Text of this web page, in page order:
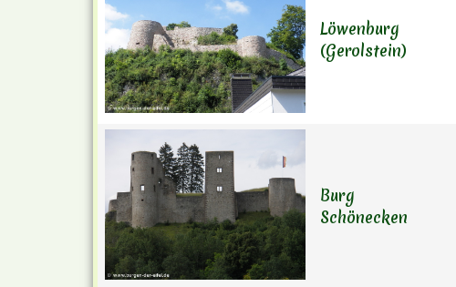
Löwenburg
(Gerolstein)
Burg
Schönecken